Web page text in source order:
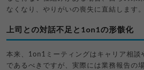
なくなり、やりがいの喪失に直結します。
上司との対話不足と1on1の形骸化
本来、1on1ミーティングはキャリア相談
であるべきですが、実際には業務報告の